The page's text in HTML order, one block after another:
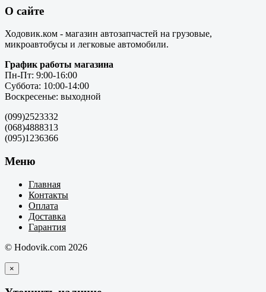
О сайте
Ходовик.ком - магазин автозапчастей на грузовые,
микроавтобусы и легковые автомобили.
График работы магазина
Пн-Пт: 9:00-16:00
Суббота: 10:00-14:00
Воскресенье: выходной
(099)2523332
(068)4888313
(095)1236366
Меню
Главная
Контакты
Оплата
Доставка
Гарантия
© Hodovik.com 2026
×